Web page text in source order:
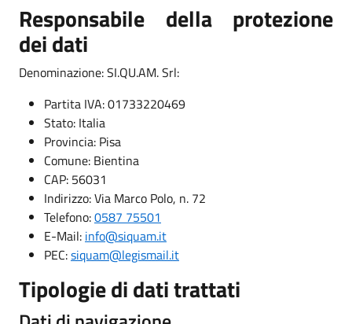
Responsabile della protezione
dei dati
Denominazione: SI.QU.AM. Srl:
Partita IVA: 01733220469
Stato: Italia
Provincia: Pisa
Comune: Bientina
CAP: 56031
Indirizzo: Via Marco Polo, n. 72
Telefono:0587 75501
E-Mail: info@siquam.it
PEC:siquam@legismail.it
Tipologie di dati trattati